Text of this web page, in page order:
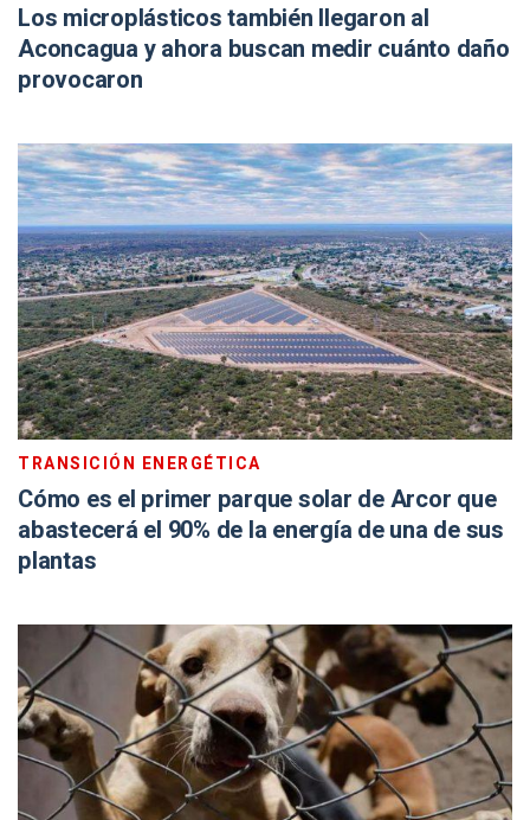
Los microplásticos también llegaron al
Aconcagua y ahora buscan medir cuánto daño
provocaron
TRANSICIÓN ENERGÉTICA
Cómo es el primer parque solar de Arcor que
abastecerá el 90% de la energía de una de sus
plantas